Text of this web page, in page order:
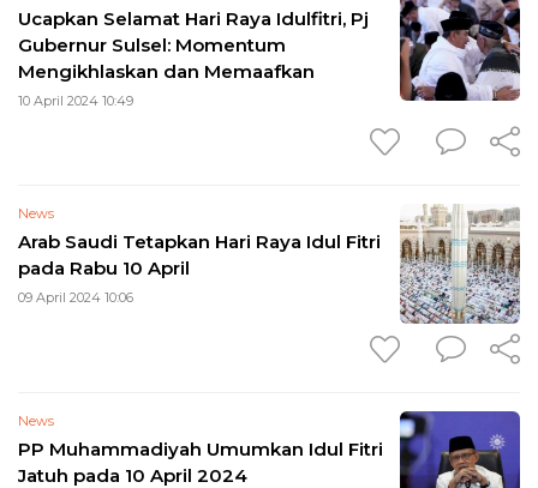
Ucapkan Selamat Hari Raya Idulfitri, Pj
Gubernur Sulsel: Momentum
Mengikhlaskan dan Memaafkan
10 April 2024 10:49
News
Arab Saudi Tetapkan Hari Raya Idul Fitri
pada Rabu 10 April
09 April 2024 10:06
News
PP Muhammadiyah Umumkan Idul Fitri
Jatuh pada 10 April 2024